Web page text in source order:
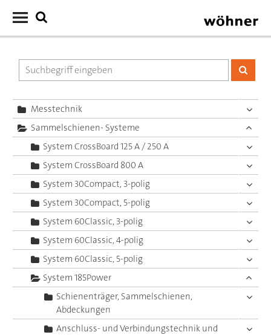
Messtechnik
Sammelschienen- Systeme
System CrossBoard 125 A / 250 A
System CrossBoard 800 A
System 30Compact, 3-polig
System 30Compact, 5-polig
System 60Classic, 3-polig
System 60Classic, 4-polig
System 60Classic, 5-polig
System 185Power
Schienenträger, Sammelschienen,
Abdeckungen
Anschluss- und Verbindungstechnik und